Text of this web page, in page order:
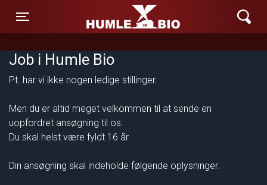
Toggle navigation
Humle Bio
Job i Humle Bio
Pt. har vi ikke nogen ledige stillinger.
Men du er altid meget velkommen til at sende en
uopfordret ansøgning til os.
Du skal helst være fyldt 16 år.
Din ansøgning skal indeholde følgende oplysninger: